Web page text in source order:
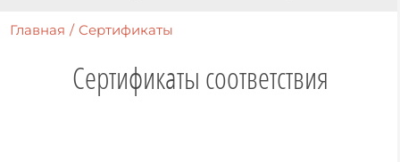
Главная / Сертификаты
Сертификаты соответствия